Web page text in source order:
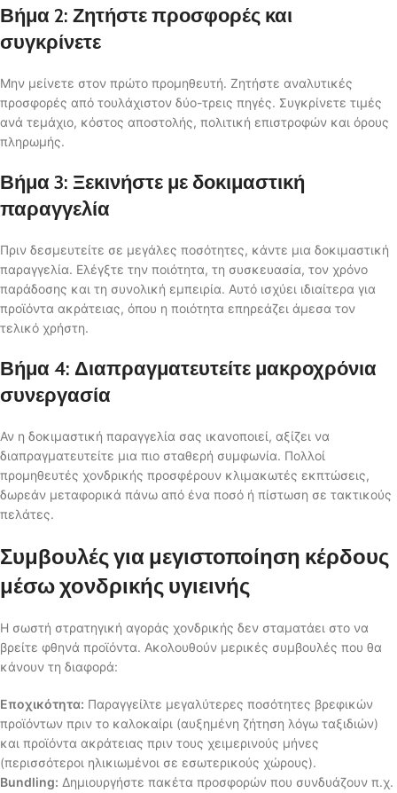
Βήμα 2: Ζητήστε προσφορές και
συγκρίνετε
Μην μείνετε στον πρώτο προμηθευτή. Ζητήστε αναλυτικές
προσφορές από τουλάχιστον δύο-τρεις πηγές. Συγκρίνετε τιμές
ανά τεμάχιο, κόστος αποστολής, πολιτική επιστροφών και όρους
πληρωμής.
Βήμα 3: Ξεκινήστε με δοκιμαστική
παραγγελία
Πριν δεσμευτείτε σε μεγάλες ποσότητες, κάντε μια δοκιμαστική
παραγγελία. Ελέγξτε την ποιότητα, τη συσκευασία, τον χρόνο
παράδοσης και τη συνολική εμπειρία. Αυτό ισχύει ιδιαίτερα για
προϊόντα ακράτειας, όπου η ποιότητα επηρεάζει άμεσα τον
τελικό χρήστη.
Βήμα 4: Διαπραγματευτείτε μακροχρόνια
συνεργασία
Αν η δοκιμαστική παραγγελία σας ικανοποιεί, αξίζει να
διαπραγματευτείτε μια πιο σταθερή συμφωνία. Πολλοί
προμηθευτές χονδρικής προσφέρουν κλιμακωτές εκπτώσεις,
δωρεάν μεταφορικά πάνω από ένα ποσό ή πίστωση σε τακτικούς
πελάτες.
Συμβουλές για μεγιστοποίηση κέρδους
μέσω χονδρικής υγιεινής
Η σωστή στρατηγική αγοράς χονδρικής δεν σταματάει στο να
βρείτε φθηνά προϊόντα. Ακολουθούν μερικές συμβουλές που θα
κάνουν τη διαφορά:
Εποχικότητα: Παραγγείλτε μεγαλύτερες ποσότητες βρεφικών
προϊόντων πριν το καλοκαίρι (αυξημένη ζήτηση λόγω ταξιδιών)
και προϊόντα ακράτειας πριν τους χειμερινούς μήνες
(περισσότεροι ηλικιωμένοι σε εσωτερικούς χώρους).
Bundling: Δημιουργήστε πακέτα προσφορών που συνδυάζουν π.χ.